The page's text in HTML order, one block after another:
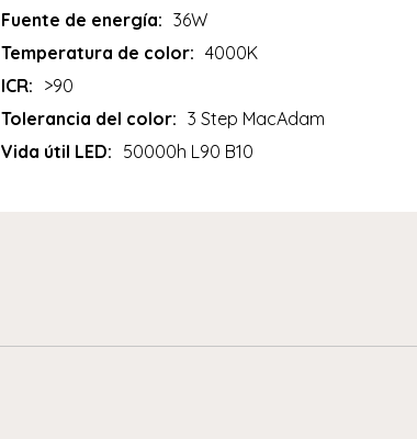
Fuente de energía: 36W
Temperatura de color: 4000K
ICR: >90
Tolerancia del color: 3 Step MacAdam
Vida útil LED: 50000h L90 B10